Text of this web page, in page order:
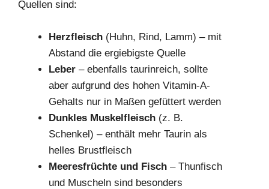
Quellen sind:
Herzfleisch (Huhn, Rind, Lamm) – mit
Abstand die ergiebigste Quelle
Leber – ebenfalls taurinreich, sollte
aber aufgrund des hohen Vitamin-A-
Gehalts nur in Maßen gefüttert werden
Dunkles Muskelfleisch (z. B.
Schenkel) – enthält mehr Taurin als
helles Brustfleisch
Meeresfrüchte und Fisch – Thunfisch
und Muscheln sind besonders